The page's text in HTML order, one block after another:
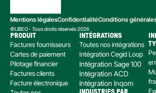
Mentions légalesConfidentialitéConditions
©LIBEO - Tous droits réservés 2026
PRODUIT
Factures fournisseurs
Cartes de paiement
Pilotage financier
Factures clients
Facture électronique
INTÉGRATIONS
Toutes nos intégrations
Intégration Cegid Loop
Intégration Sage 100
Intégration ACD
Intégration Inqom